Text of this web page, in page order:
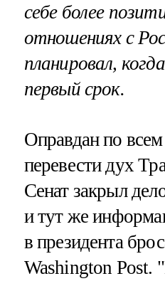
себе более
отношениях с
планировал,
первый срок.
Оправдан по
перевести дух
Сенат закрыл
и тут же
в президента
Washington Post.